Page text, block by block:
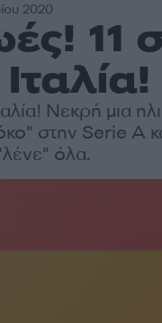
2020
11
Νεκρή μια
στην Serie A
όλα.